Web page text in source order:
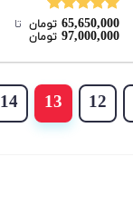
نمره5.00
از 5
65,650,000 تومان ‌ تا ‌
97,000,000 تومان
12
13
14